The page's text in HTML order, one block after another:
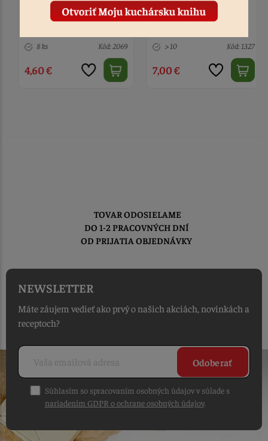
Svietnik drevo / sklo so
srdcom
8 ks Kód: 2069
4,60 €
Hodiny Vintage 21 cm
> 10 Kód: 1327
7,00 €
TOVAR ODOSIELAME
DO 1-2 PRACOVNÝCH DNÍ
OD PRIJATIA OBJEDNÁVKY
NEWSLETTER
Máte záujem vedieť ako prvý o našich akciách, novinkách a
receptoch?
Odoberať
Súhlasím so spracovaním osobných údajov v súlade s
nariadením GDPR o ochrane osobných údajov.